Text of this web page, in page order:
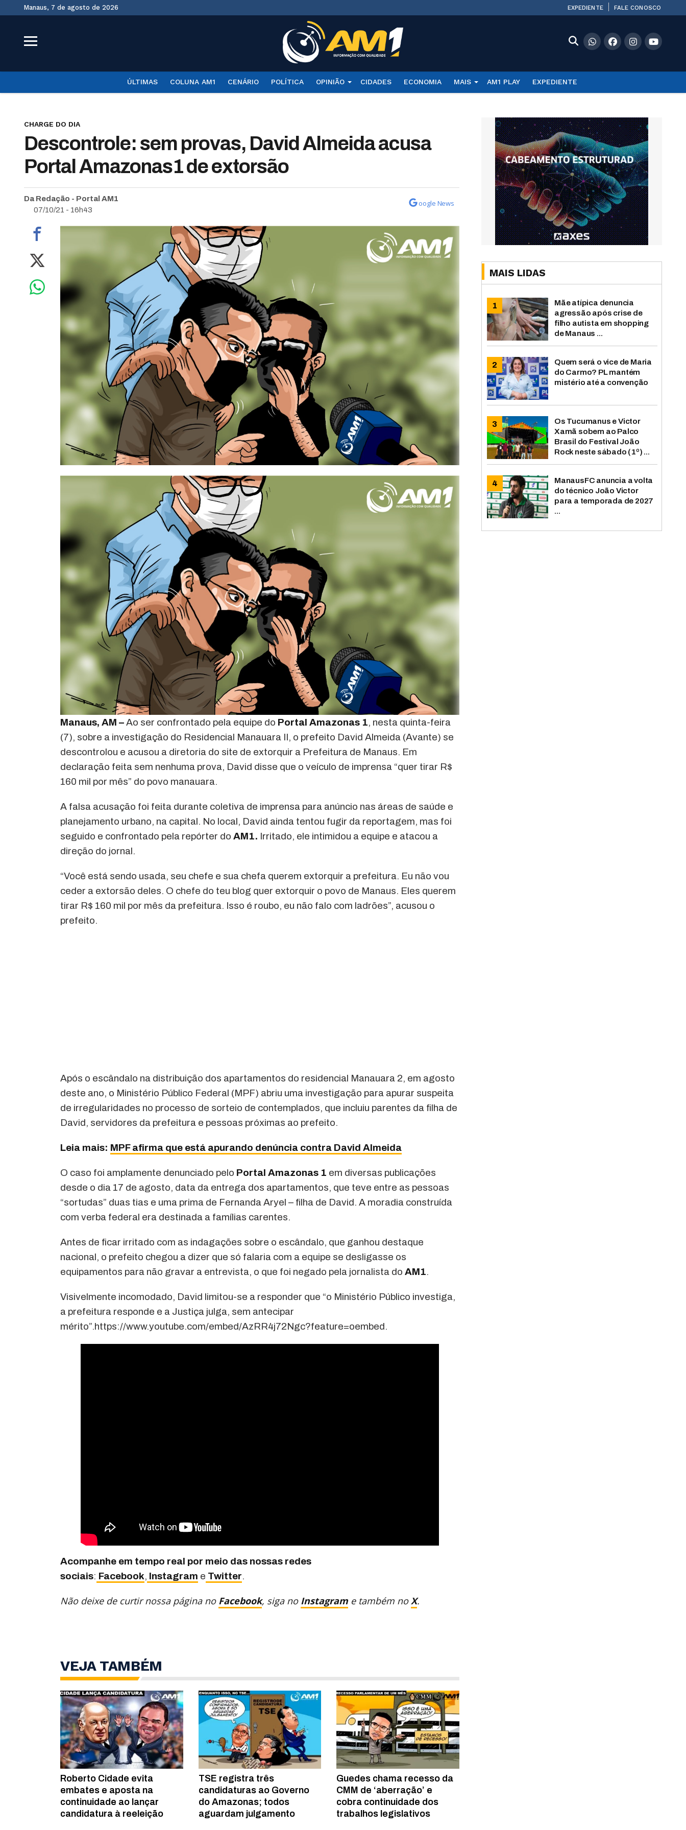
Manaus, 7 de agosto de 2026 EXPEDIENTE FALE CONOSCO
ÚLTIMAS COLUNA AM1 CENÁRIO POLÍTICA OPINIÃO CIDADES ECONOMIA MAIS AM1 PLAY EXPEDIENTE
CHARGE DO DIA
Descontrole: sem provas, David Almeida acusa
Portal Amazonas1 de extorsão
Da Redação - Portal AM1
07/10/21 - 16h43
oogle News
Manaus, AM –Ao ser confrontado pela equipe do Portal Amazonas 1, nesta quinta-feira
(7), sobre a investigação do Residencial Manauara II, o prefeito David Almeida (Avante) se
descontrolou e acusou a diretoria do site de extorquir a Prefeitura de Manaus. Em
declaração feita sem nenhuma prova, David disse que o veículo de imprensa “quer tirar R$
160 mil por mês” do povo manauara.
A falsa acusação foi feita durante coletiva de imprensa para anúncio nas áreas de saúde e
planejamento urbano, na capital. No local, David ainda tentou fugir da reportagem, mas foi
seguido e confrontado pela repórter doAM1. Irritado, ele intimidou a equipe e atacou a
direção do jornal.
“Você está sendo usada, seu chefe e sua chefa querem extorquir a prefeitura. Eu não vou
ceder a extorsão deles. O chefe do teu blog quer extorquir o povo de Manaus. Eles querem
tirar R$ 160 mil por mês da prefeitura. Isso é roubo, eu não falo com ladrões”, acusou o
prefeito.
Após o escândalo na distribuição dos apartamentos do residencial Manauara 2, em agosto
deste ano, o Ministério Público Federal (MPF) abriu uma investigação para apurar suspeita
de irregularidades no processo de sorteio de contemplados, que incluiu parentes da filha de
David, servidores da prefeitura e pessoas próximas ao prefeito.
Leia mais: MPF afirma que está apurando denúncia contra David Almeida
O caso foi amplamente denunciado pelo Portal Amazonas 1 em diversas publicações
desde o dia 17 de agosto, data da entrega dos apartamentos, que teve entre as pessoas
“sortudas” duas tias e uma prima de Fernanda Aryel – filha de David. A moradia construída
com verba federal era destinada a famílias carentes.
Antes de ficar irritado com as indagações sobre o escândalo, que ganhou destaque
nacional, o prefeito chegou a dizer que só falaria com a equipe se desligasse os
equipamentos para não gravar a entrevista, o que foi negado pela jornalista doAM1.
Visivelmente incomodado, David limitou-se a responder que “o Ministério Público investiga,
a prefeitura responde e a Justiça julga, sem antecipar
mérito”.https://www.youtube.com/embed/AzRR4j72Ngc?feature=oembed.
Acompanhe em tempo real por meio das nossas redes
sociais: Facebook, Instagram e Twitter.
Não deixe de curtir nossa página no Facebook, siga no Instagram e também noX.
VEJA TAMBÉM
Roberto Cidade evita
embates e aposta na
continuidade ao lançar
candidatura à reeleição
TSE registra três
candidaturas ao Governo
do Amazonas; todos
aguardam julgamento
Guedes chama recesso da
CMM de ‘aberração’ e
cobra continuidade dos
trabalhos legislativos
MAIS LIDAS
Mãe atípica denuncia
agressão após crise de
filho autista em shopping
de Manaus ...
Quem será o vice de Maria
do Carmo? PL mantém
mistério até a convenção
Os Tucumanus e Victor
Xamã sobem ao Palco
Brasil do Festival João
Rock neste sábado (1º) ...
ManausFC anuncia a volta
do técnico João Victor
para a temporada de 2027
...